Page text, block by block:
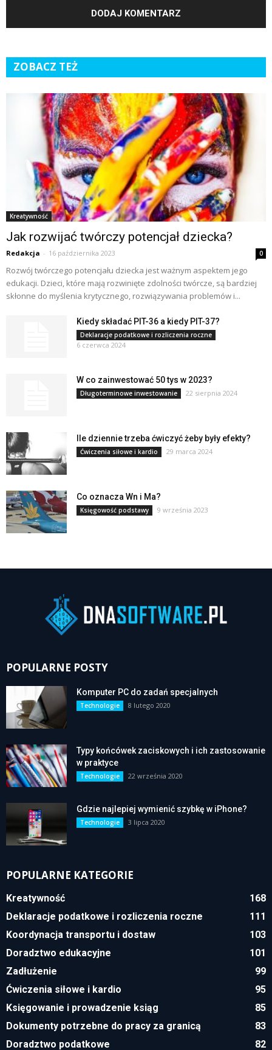
ZOBACZ TEŻ
Kreatywność
Jak rozwijać twórczy potencjał dziecka?
Redakcja - 16 października 2023 0
Rozwój twórczego potencjału dziecka jest ważnym aspektem jego
edukacji. Dzieci, które mają rozwinięte zdolności twórcze, są bardziej
skłonne do myślenia krytycznego, rozwiązywania problemów i...
Kiedy składać PIT-36 a kiedy PIT-37?
Deklaracje podatkowe i rozliczenia roczne
6 czerwca 2024
W co zainwestować 50 tys w 2023?
Długoterminowe inwestowanie 22 sierpnia 2024
Ile dziennie trzeba ćwiczyć żeby były efekty?
Ćwiczenia siłowe i kardio 29 marca 2024
Co oznacza Wn i Ma?
Księgowość podstawy 9 września 2023
POPULARNE POSTY
Komputer PC do zadań specjalnych
Technologie 8 lutego 2020
Typy końcówek zaciskowych i ich zastosowanie
w praktyce
Technologie 22 września 2020
Gdzie najlepiej wymienić szybkę w iPhone?
Technologie 3 lipca 2020
POPULARNE KATEGORIE
Kreatywność
168
Deklaracje podatkowe i rozliczenia roczne
111
Koordynacja transportu i dostaw
103
Doradztwo edukacyjne
101
Zadłużenie
99
Ćwiczenia siłowe i kardio
95
Księgowanie i prowadzenie ksiąg
85
Dokumenty potrzebne do pracy za granicą
83
Doradztwo podatkowe
82